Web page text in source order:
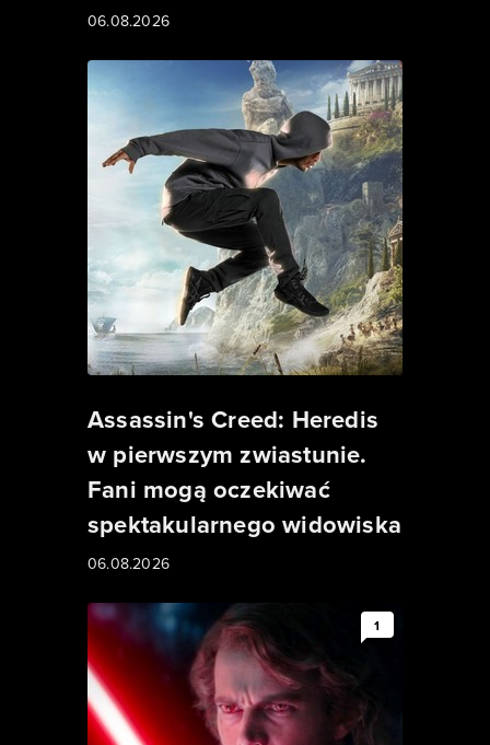
06.08.2026
Assassin's Creed: Heredis
w pierwszym zwiastunie.
Fani mogą oczekiwać
spektakularnego widowiska
06.08.2026
1